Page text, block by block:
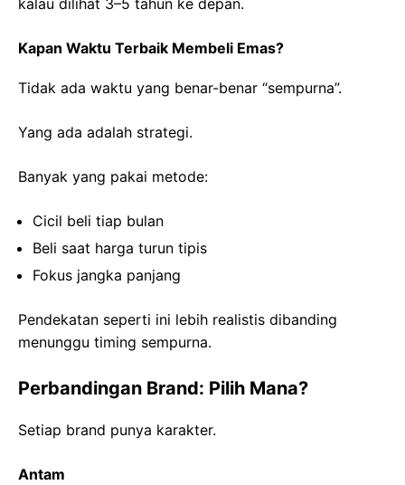
kalau dilihat 3–5 tahun ke depan.
Kapan Waktu Terbaik Membeli Emas?
Tidak ada waktu yang benar-benar “sempurna”.
Yang ada adalah strategi.
Banyak yang pakai metode:
Cicil beli tiap bulan
Beli saat harga turun tipis
Fokus jangka panjang
Pendekatan seperti ini lebih realistis dibanding
menunggu timing sempurna.
Perbandingan Brand: Pilih Mana?
Setiap brand punya karakter.
Antam